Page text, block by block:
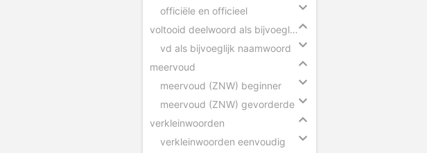
officiële en officieel
voltooid deelwoord als bijvoeglijk naamwoord
vd als bijvoeglijk naamwoord
meervoud
meervoud (ZNW) beginner
meervoud (ZNW) gevorderde
verkleinwoorden
verkleinwoorden eenvoudig